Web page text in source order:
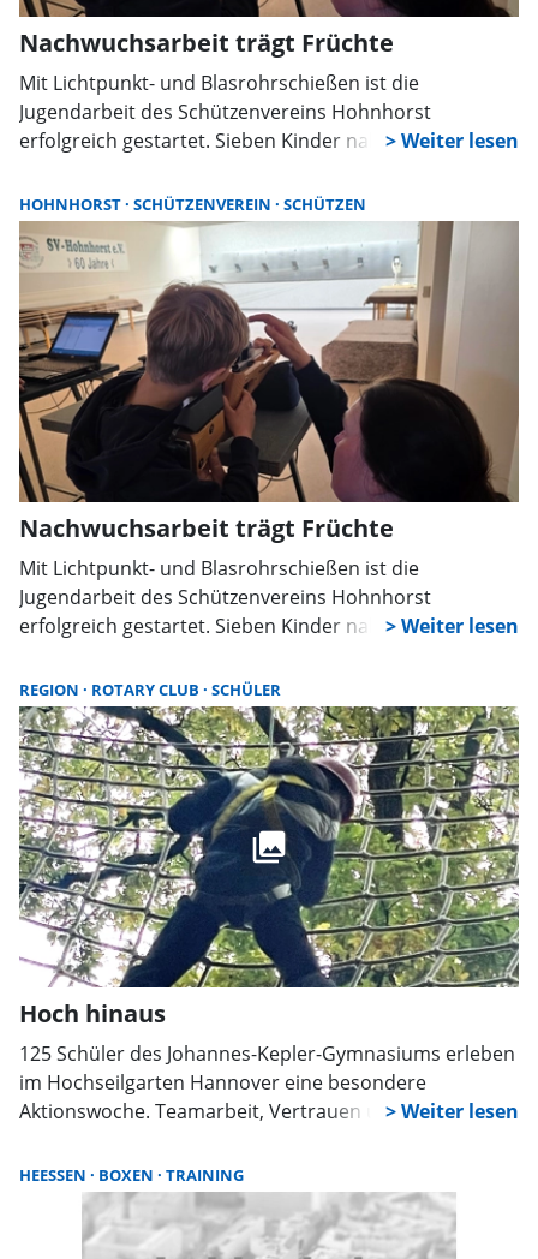
Nachwuchsarbeit trägt Früchte
Mit Lichtpunkt- und Blasrohrschießen ist die
Jugendarbeit des Schützenvereins Hohnhorst
erfolgreich gestartet. Sieben Kinder nahmen am ersten
Leistungen. Der Verein setzt dabei bewusst auf
Gemeinschaft, Konzentration und Freude am Sport.
HOHNHORST SCHÜTZENVEREIN SCHÜTZEN
Nachwuchsarbeit trägt Früchte
Mit Lichtpunkt- und Blasrohrschießen ist die
Jugendarbeit des Schützenvereins Hohnhorst
erfolgreich gestartet. Sieben Kinder nahmen am ersten
Leistungen. Der Verein setzt dabei bewusst auf
Gemeinschaft, Konzentration und Freude am Sport.
REGION ROTARY CLUB SCHÜLER
Hoch hinaus
125 Schüler des Johannes-Kepler-Gymnasiums erleben
im Hochseilgarten Hannover eine besondere
Aktionswoche. Teamarbeit, Vertrauen und Spaß
Rotary-Club Garbsen-Wunstorf unterstützt wird.
HEESSEN BOXEN TRAINING